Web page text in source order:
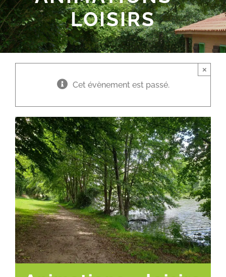
LOISIRS
Cet évènement est passé.
×